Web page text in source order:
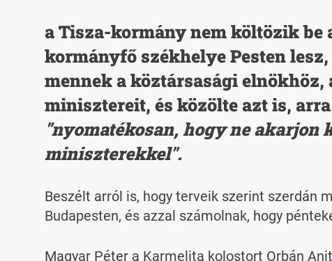
a Tisza-kormány nem költözik be
kormányfő székhelye Pesten
mennek a köztársasági
minisztereit, és közölte azt is,
"nyomatékosan, hogy ne akarjon
miniszterekkel".
Beszélt arról is, hogy terveik szerint szerdán
Budapesten, és azzal számolnak, hogy
Magyar Péter a Karmelita kolostort Orbán